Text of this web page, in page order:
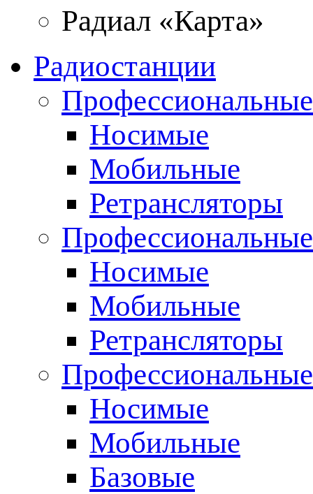
Радиал «Карта»
Радиостанции
Носимые
Мобильные
Ретрансляторы
Носимые
Мобильные
Ретрансляторы
Носимые
Мобильные
Базовые